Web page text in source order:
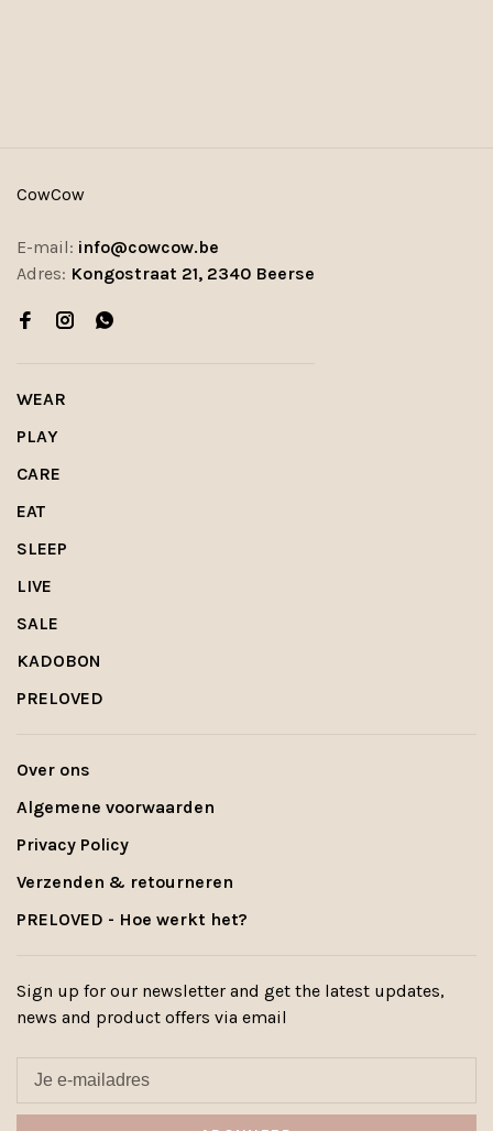
CowCow
E-mail: info@cowcow.be
Adres: Kongostraat 21, 2340 Beerse
WEAR
PLAY
CARE
EAT
SLEEP
LIVE
SALE
KADOBON
PRELOVED
Over ons
Algemene voorwaarden
Privacy Policy
Verzenden & retourneren
PRELOVED - Hoe werkt het?
Sign up for our newsletter and get the latest updates,
news and product offers via email